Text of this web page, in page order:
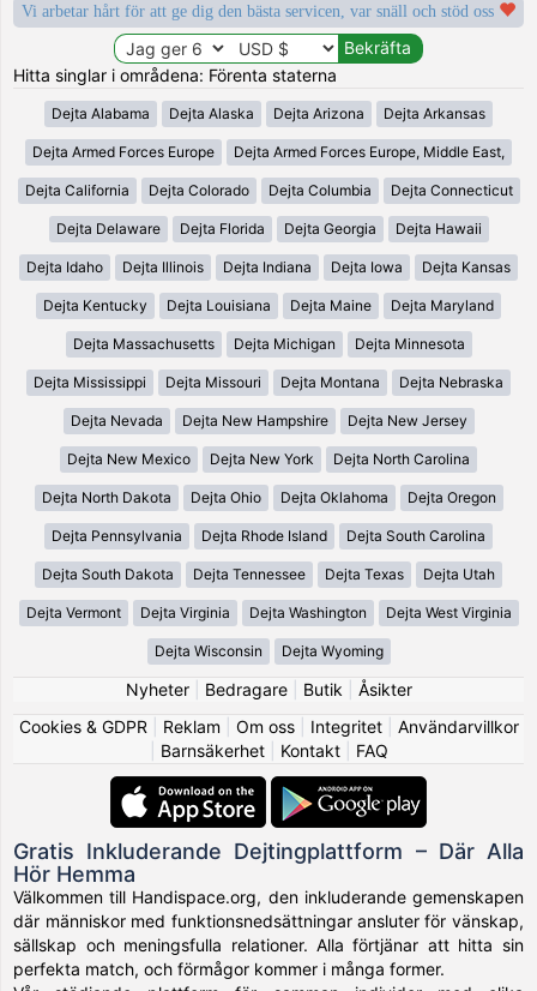
Vi arbetar hårt för att ge dig den bästa servicen, var snäll och stöd oss
Hitta singlar i områdena: Förenta staterna
Dejta Alabama Dejta Alaska Dejta Arizona Dejta Arkansas
Dejta Armed Forces Europe Dejta Armed Forces Europe, Middle East,
Dejta California Dejta Colorado Dejta Columbia Dejta Connecticut
Dejta Delaware Dejta Florida Dejta Georgia Dejta Hawaii
Dejta Idaho Dejta Illinois Dejta Indiana Dejta Iowa Dejta Kansas
Dejta Kentucky Dejta Louisiana Dejta Maine Dejta Maryland
Dejta Massachusetts Dejta Michigan Dejta Minnesota
Dejta Mississippi Dejta Missouri Dejta Montana Dejta Nebraska
Dejta Nevada Dejta New Hampshire Dejta New Jersey
Dejta New Mexico Dejta New York Dejta North Carolina
Dejta North Dakota Dejta Ohio Dejta Oklahoma Dejta Oregon
Dejta Pennsylvania Dejta Rhode Island Dejta South Carolina
Dejta South Dakota Dejta Tennessee Dejta Texas Dejta Utah
Dejta Vermont Dejta Virginia Dejta Washington Dejta West Virginia
Dejta Wisconsin Dejta Wyoming
Nyheter| Bedragare| Butik
Åsikter
Cookies & GDPR
Reklam Om oss| Integritet| Användarvillkor
Barnsäkerhet| Kontakt| FAQ
Gratis Inkluderande Dejtingplattform – Där Alla
Hör Hemma
Välkommen till Handispace.org, den inkluderande gemenskapen
där människor med funktionsnedsättningar ansluter för vänskap,
sällskap och meningsfulla relationer. Alla förtjänar att hitta sin
perfekta match, och förmågor kommer i många former.